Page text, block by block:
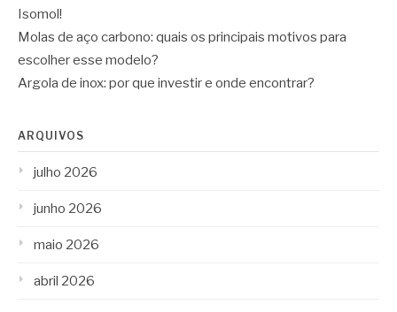
Isomol!
Molas de aço carbono: quais os principais motivos para
escolher esse modelo?
Argola de inox: por que investir e onde encontrar?
ARQUIVOS
julho 2026
junho 2026
maio 2026
abril 2026